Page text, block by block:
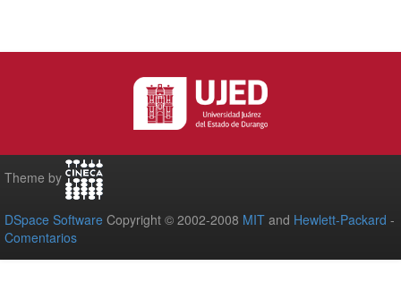
Theme by
DSpace Software Copyright © 2002-2008 MIT and Hewlett-Packard -
Comentarios